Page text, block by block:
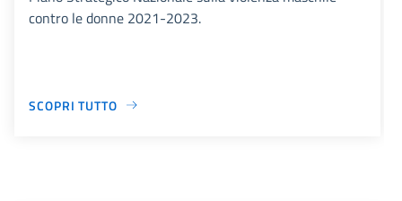
contro le donne 2021-2023.
SCOPRI TUTTO